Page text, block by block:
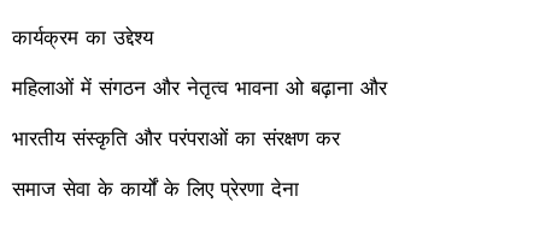
कार्यक्रम का उद्देश्य
महिलाओं में संगठन और नेतृत्व भावना ओ बढ़ाना और
भारतीय संस्कृति और परंपराओं का संरक्षण कर
समाज सेवा के कार्यों के लिए प्रेरणा देना